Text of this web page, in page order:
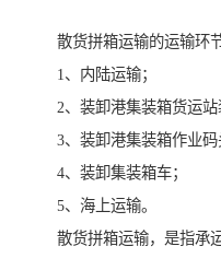
散货拼箱运输的运输环节
1、内陆运输；
2、装卸港集装箱货运站
3、装卸港集装箱作业码
4、装卸集装箱车；
5、海上运输。
散货拼箱运输，是指承